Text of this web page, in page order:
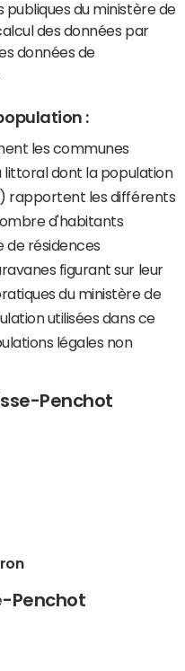
publiques du ministère de
des données par
données de
:
les communes
littoral dont la population
rapportent les différents
d'habitants
de résidences
figurant sur leur
du ministère de
utilisées dans ce
légales non
Penchot
Penchot